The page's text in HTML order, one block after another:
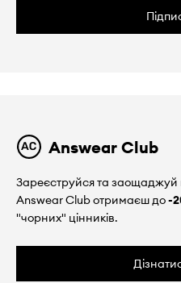
Answear Club
Зареєструйся та заощаджуй
Answear Club отримаєш до-
"чорних" цінників.